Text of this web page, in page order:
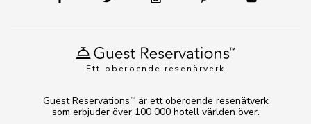
Ett oberoende resenärverk
Guest Reservations TM
är ett oberoende resenätverk
som erbjuder över 100 000 hotell världen över.